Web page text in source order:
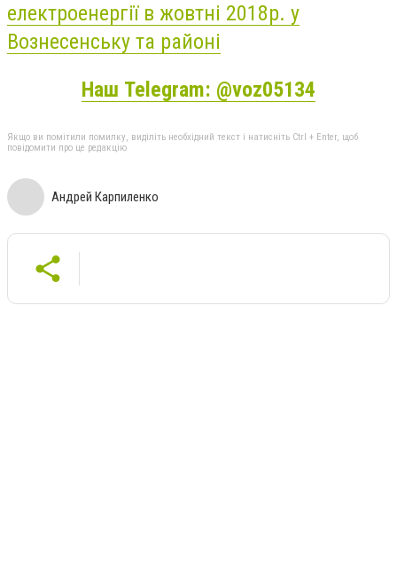
електроенергії в жовтні 2018р. у
Вознесенську та районі
Наш Telegram: @voz05134
Якщо ви помітили помилку, виділіть необхідний текст і натисніть Ctrl + Enter, щоб
повідомити про це редакцію
Андрей Карпиленко